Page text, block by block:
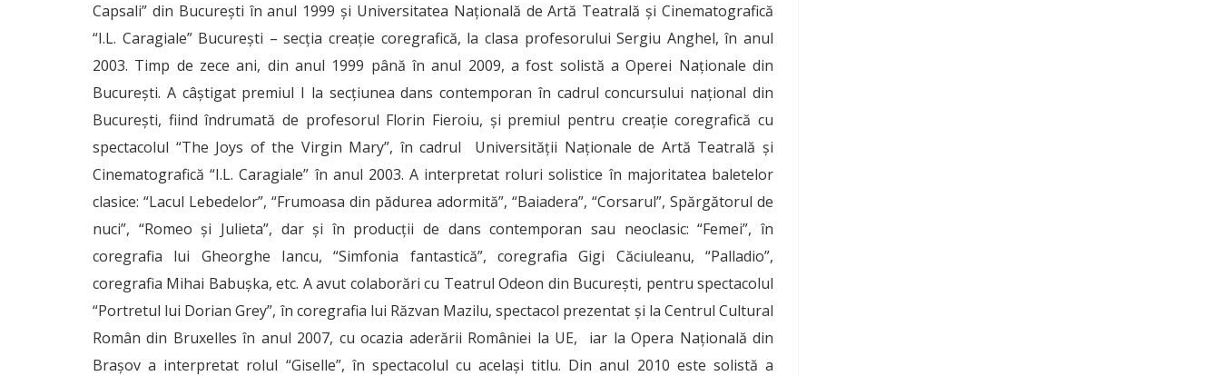
Capsali” din București în anul 1999 și Universitatea Națională de Artă Teatrală și Cinematografică
“I.L. Caragiale” București – secția creație coregrafică, la clasa profesorului Sergiu Anghel, în anul
2003. Timp de zece ani, din anul 1999 până în anul 2009, a fost solistă a Operei Naționale din
București. A câștigat premiul I la secțiunea dans contemporan în cadrul concursului național din
București, fiind îndrumată de profesorul Florin Fieroiu, și premiul pentru creație coregrafică cu
spectacolul “The Joys of the Virgin Mary”, în cadrul Universității Naționale de Artă Teatrală și
Cinematografică “I.L. Caragiale” în anul 2003. A interpretat roluri solistice în majoritatea baletelor
clasice: “Lacul Lebedelor”, “Frumoasa din pădurea adormită”, “Baiadera”, “Corsarul”, Spărgătorul de
nuci”, “Romeo și Julieta”, dar și în producții de dans contemporan sau neoclasic: “Femei”, în
coregrafia lui Gheorghe Iancu, “Simfonia fantastică”, coregrafia Gigi Căciuleanu, “Palladio”,
coregrafia Mihai Babușka, etc. A avut colaborări cu Teatrul Odeon din București, pentru spectacolul
“Portretul lui Dorian Grey”, în coregrafia lui Răzvan Mazilu, spectacol prezentat și la Centrul Cultural
Român din Bruxelles în anul 2007, cu ocazia aderării României la UE, iar la Opera Națională din
Brașov a interpretat rolul “Giselle”, în spectacolul cu același titlu. Din anul 2010 este solistă a